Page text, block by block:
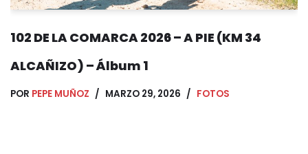
102 DE LA COMARCA 2026 – A PIE (KM 34
ALCAÑIZO) – Álbum 1
POR PEPE MUÑOZ MARZO 29, 2026 FOTOS